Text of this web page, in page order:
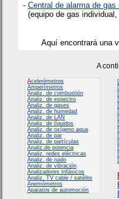
- Central de alarma de gas
(equipo de gas
Aquí encontrará una
A
Acelerómetros
Amperímetros
Analiz. de combustión
Analiz. de espectro
Analiz. de gases
Analiz. de humedad
Analiz. de LAN
Analiz. de líquidos
Analiz. de oxígeno aqua
Analiz. de par
Analiz. de partículas
Analiz.de potencia
Analiz. redes eléctricas
Analiz. de ruido
Analiz. de vibración
Analizadores trifásicos
Analiz. TV cable / satélite
Anemómetros
Aparatos de automoción